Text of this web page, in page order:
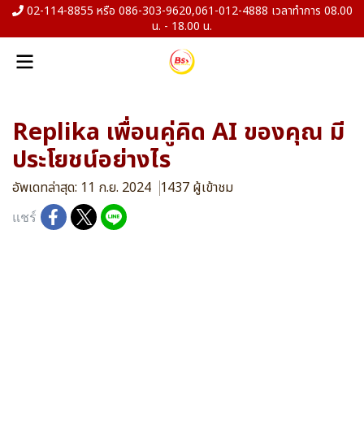
02-114-8855 หรือ 086-303-9620,061-012-4888 เวลาทำการ 08.00
น. - 18.00 น.
Replika เพื่อนคู่คิด AI ของคุณ มี
ประโยชน์อย่างไร
อัพเดทล่าสุด: 11 ก.ย. 2024 1437 ผู้เข้าชม
แชร์